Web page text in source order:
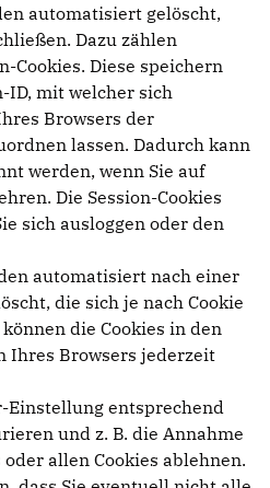
automatisiert gelöscht,
Dazu zählen
Cookies. Diese speichern
ID, mit welcher sich
Browsers der
lassen. Dadurch kann
werden, wenn Sie auf
Die Session-Cookies
sich ausloggen oder den
automatisiert nach einer
die sich je nach Cookie
die Cookies in den
Ihres Browsers jederzeit
Einstellung entsprechend
und z. B. die Annahme
allen Cookies ablehnen.